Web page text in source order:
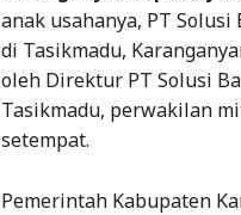
anak usahanya, PT
di Tasikmadu,
oleh Direktur PT Solusi
Tasikmadu, perwakilan
setempat.
Pemerintah Kabupaten